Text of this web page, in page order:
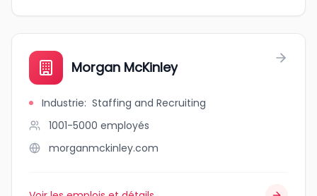
Morgan McKinley
Industrie: Staffing and Recruiting
1001-5000 employés
morganmckinley.com